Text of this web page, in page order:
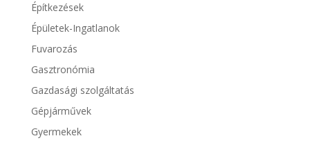
Építkezések
Épületek-Ingatlanok
Fuvarozás
Gasztronómia
Gazdasági szolgáltatás
Gépjárművek
Gyermekek